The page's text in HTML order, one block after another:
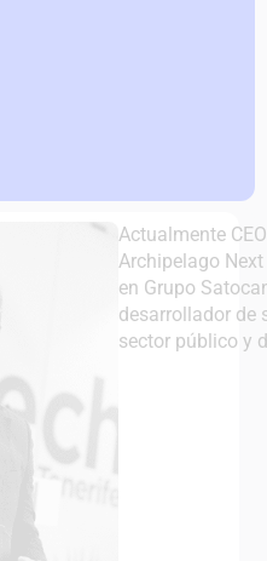
Actualmente
Archipelago
en Grupo
desarrollador de
sector público y